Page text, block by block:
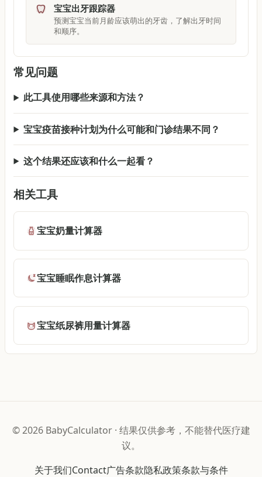
宝宝出牙跟踪器
预测宝宝当前月龄应该萌出的牙齿，了解出牙时间
和顺序。
常见问题
此工具使用哪些来源和方法？
宝宝疫苗接种计划为什么可能和门诊结果不同？
这个结果还应该和什么一起看？
相关工具
宝宝奶量计算器
宝宝睡眠作息计算器
宝宝纸尿裤用量计算器
©2026 BabyCalculator· 结果仅供参考，不能替代医疗建
议。
关于我们Contact广告条款隐私政策条款与条件